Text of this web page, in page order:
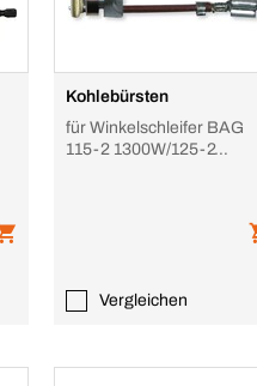
Kohlebürsten
für Winkelschleifer BAG
115-2 1300W/125-2
Vergleichen